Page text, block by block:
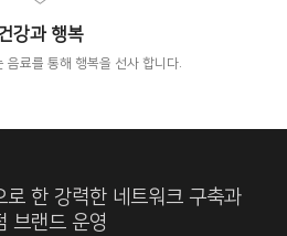
강과 행복
음료를 통해 행복을 선사 합니다.
로 한 강력한 네트워크 구축과
브랜드 운영